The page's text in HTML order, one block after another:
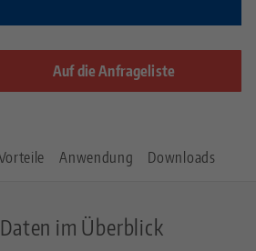
Auf die Anfrageliste
Anwendung Downloads
im Überblick